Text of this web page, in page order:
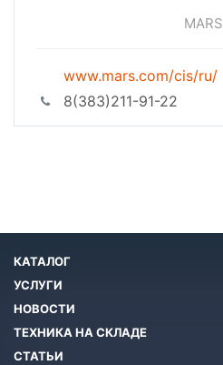
MARS
www.mars.com/cis/ru/
8(383)211-91-22
КАТАЛОГ
УСЛУГИ
НОВОСТИ
ТЕХНИКА НА СКЛАДЕ
СТАТЬИ